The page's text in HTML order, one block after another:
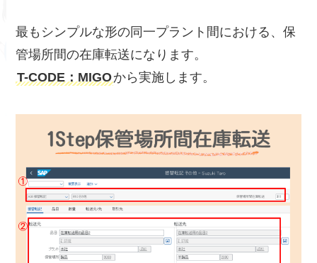
最もシンプルな形の同一プラント間における、保
管場所間の在庫転送になります。
T-CODE：MIGOから実施します。